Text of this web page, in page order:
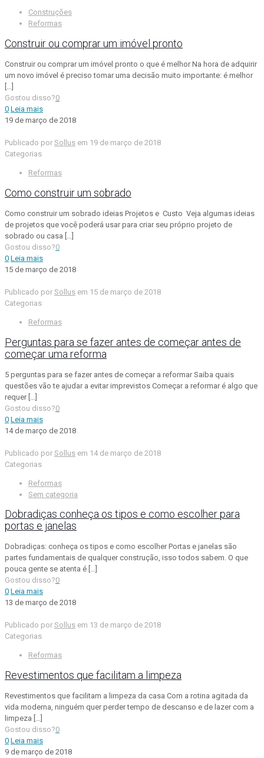
Construções
Reformas
Construir ou comprar um imóvel pronto
Construir ou comprar um imóvel pronto o que é melhor Na hora de adquirir
um novo imóvel é preciso tomar uma decisão muito importante: é melhor
Gostou disso?0
0 Leia mais
19 de março de 2018
Publicado por Sollus em 19 de março de 2018
Categorias
Reformas
Como construir um sobrado
Como construir um sobrado ideias Projetos e Custo Veja algumas ideias
de projetos que você poderá usar para criar seu próprio projeto de
sobrado ou casa […]
Gostou disso?0
0 Leia mais
15 de março de 2018
Publicado por Sollus em 15 de março de 2018
Categorias
Reformas
Perguntas para se fazer antes de começar antes de
começar uma reforma
5 perguntas para se fazer antes de começar a reformar Saiba quais
questões vão te ajudar a evitar imprevistos Começar a reformar é algo que
requer[…]
Gostou disso?0
0 Leia mais
14 de março de 2018
Publicado por Sollus em 14 de março de 2018
Categorias
Reformas
Sem categoria
Dobradiças conheça os tipos e como escolher para
portas e janelas
Dobradiças: conheça os tipos e como escolher Portas e janelas são
partes fundamentais de qualquer construção, isso todos sabem. O que
pouca gente se atenta é […]
Gostou disso?0
0 Leia mais
13 de março de 2018
Publicado por Sollus em 13 de março de 2018
Categorias
Reformas
Revestimentos que facilitam a limpeza
Revestimentos que facilitam a limpeza da casa Com a rotina agitada da
vida moderna, ninguém quer perder tempo de descanso e de lazer com a
limpeza […]
Gostou disso?0
0 Leia mais
9 de março de 2018